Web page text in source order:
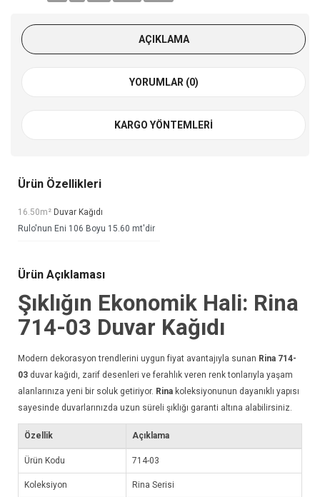
AÇIKLAMA
YORUMLAR (0)
KARGO YÖNTEMLERI
Ürün Özellikleri
16.50m² Duvar Kağıdı
Rulo'nun Eni 106 Boyu 15.60 mt'dir
Ürün Açıklaması
Şıklığın Ekonomik Hali: Rina
714-03 Duvar Kağıdı
Modern dekorasyon trendlerini uygun fiyat avantajıyla sunan Rina 714-
03 duvar kağıdı , zarif desenleri ve ferahlık veren renk tonlarıyla yaşam
alanlarınıza yeni bir soluk getiriyor. Rina koleksiyonunun dayanıklı yapısı
sayesinde duvarlarınızda uzun süreli şıklığı garanti altına alabilirsiniz.
Özellik Açıklama
Ürün Kodu 714-03
Koleksiyon Rina Serisi